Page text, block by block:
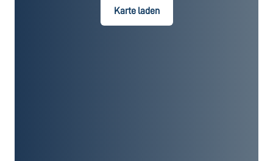
Karte laden